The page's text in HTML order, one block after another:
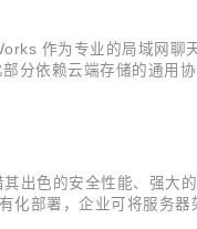
作为专业的局域网聊
分依赖云端存储的通用
出色的安全性能、强大
部署，企业可将服务器